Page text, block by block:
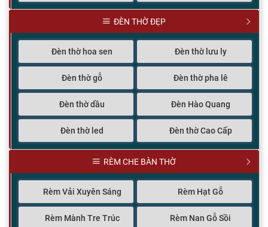
ĐÈN THỜ ĐẸP
Đèn thờ hoa sen Đèn thờ lưu ly
Đèn thờ gỗ Đèn thờ pha lê
Đèn thờ dầu Đèn Hào Quang
Đèn thờ led Đèn thờ Cao Cấp
RÈM CHE BÀN THỜ
Rèm Vải Xuyên Sáng Rèm Hạt Gỗ
Rèm Mành Tre Trúc Rèm Nan Gỗ Sồi